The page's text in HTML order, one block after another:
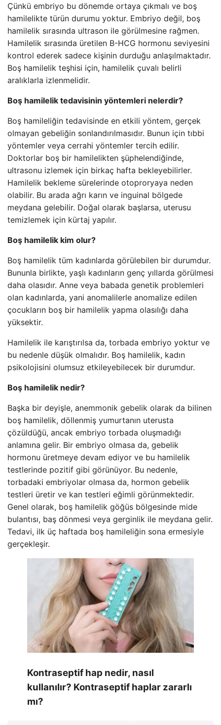
Çünkü embriyo bu dönemde ortaya çıkmalı ve boş
hamilelikte türün durumu yoktur. Embriyo değil, boş
hamilelik sırasında ultrason ile görülmesine rağmen.
Hamilelik sırasında üretilen B-HCG hormonu seviyesini
kontrol ederek sadece kişinin durduğu anlaşılmaktadır.
Boş hamilelik teşhisi için, hamilelik çuvalı belirli
aralıklarla izlenmelidir.
Boş hamilelik tedavisinin yöntemleri nelerdir?
Boş hamileliğin tedavisinde en etkili yöntem, gerçek
olmayan gebeliğin sonlandırılmasıdır. Bunun için tıbbi
yöntemler veya cerrahi yöntemler tercih edilir.
Doktorlar boş bir hamilelikten şüphelendiğinde,
ultrasonu izlemek için birkaç hafta bekleyebilirler.
Hamilelik bekleme sürelerinde otoproryaya neden
olabilir. Bu arada ağrı karın ve inguinal bölgede
meydana gelebilir. Doğal olarak başlarsa, uterusu
temizlemek için kürtaj yapılır.
Boş hamilelik kim olur?
Boş hamilelik tüm kadınlarda görülebilen bir durumdur.
Bununla birlikte, yaşlı kadınların genç yıllarda görülmesi
daha olasıdır. Anne veya babada genetik problemleri
olan kadınlarda, yani anomalilerle anomalize edilen
çocukların boş bir hamilelik yapma olasılığı daha
yüksektir.
Hamilelik ile karıştırılsa da, torbada embriyo yoktur ve
bu nedenle düşük olmalıdır. Boş hamilelik, kadın
psikolojisini olumsuz etkileyebilecek bir durumdur.
Boş hamilelik nedir?
Başka bir deyişle, anemmonik gebelik olarak da bilinen
boş hamilelik, döllenmiş yumurtanın uterusta
çözüldüğü, ancak embriyo torbada oluşmadığı
anlamına gelir. Bir embriyo olmasa da, gebelik
hormonu üretmeye devam ediyor ve bu hamilelik
testlerinde pozitif gibi görünüyor. Bu nedenle,
torbadaki embriyolar olmasa da, hormon gebelik
testleri üretir ve kan testleri eğimli görünmektedir.
Genel olarak, boş hamilelik göğüs bölgesinde mide
bulantısı, baş dönmesi veya gerginlik ile meydana gelir.
Tedavi, ilk üç haftada boş hamileliğin sona ermesiyle
gerçekleşir.
Kontraseptif hap nedir, nasıl
kullanılır? Kontraseptif haplar zararlı
mı?